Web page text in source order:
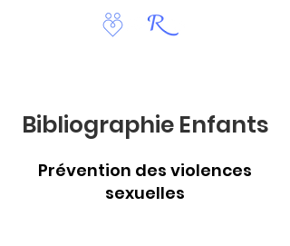
Bibliographie Enfants
Prévention des violences
sexuelles